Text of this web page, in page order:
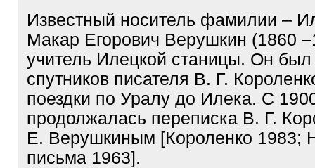
Известный носитель фамилии –
Макар Егорович Верушкин (1860
учитель Илецкой станицы. Он
спутников писателя В. Г.
поездки по Уралу до Илека. С
продолжалась переписка В. Г.
Е. Верушкиным [Короленко 1983;
письма 1963].